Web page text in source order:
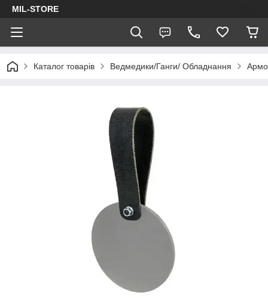
MIL-STORE
Каталог товарів Ведмедики/Ганги/ Обладнання